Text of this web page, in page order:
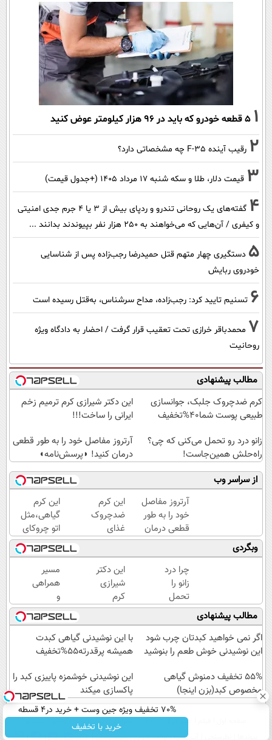
1 ۵ قطعه خودرو که باید در ۹۶ هزار کیلومتر عوض کنید
2 رقیب آینده F-35 چه مشخصاتی دارد؟
3 قیمت دلار، طلا و سکه شنبه ۱۷ مرداد ۱۴۰۵ (+جدول قیمت)
4
گفته‌های یک روحانی تندرو و ردپای بیش از ۳ یا ۴ جرم جدی امنیتی
و کیفری / آن‌هایی که می‌خواهند به ۲۵۰ هزار نفر بپیوندند بدانند ...
5 دستگیری چهار متهم قتل حمیدرضا رجب‌زاده پس از شناسایی
خودروی ربایش
6 تسنیم تایید کرد: رجب‌زاده، مداح سرشناس، به‌قتل رسیده است
7 محمدباقر خرازی تحت تعقیب قرار گرفت / احضار به دادگاه ویژه
روحانیت
مطالب پیشنهادی
کرم ضدچروک جلبک، جوانسازی
طبیعی پوست شما40%تخفیف
این دکتر شیرازی کرم ترمیم زخم
ایرانی را ساخت!!!
زانو درد رو تحمل می‌کنی که چی؟
راه‌حلش همین‌جاست!
آرتروز مفاصل خود را به طور قطعی
درمان کنید! ◗پرسش‌نامه◖
از سراسر وب
آرتروز مفاصل
خود را به طور
قطعی درمان
کنید!
◗پرسش‌نامه◖
این کرم
ضدچروک
غذای
پوستت
رو تامین
میکنه
(خرید با
40%تخفیف)
این کرم
گیاهی،مثل
اتو چروکای
پوستتوصاف
میکنه!50%تخفیف
وبگردی
چرا درد
زانو را
تحمل
می‌کنی؟
خیلی
ساده
درمنزل
کن
این دکتر
شیرازی
کرم
ترمیم
زخم
ایرانی را
ساخت!!!
مسیر
همراهی
و
گزارش
عملکرد
گروه
اسنپ
۱۴۰۴
مطالب پیشنهادی
اگر نمی خواهید کبدتان چرب شود
این نوشیدنی خوش طعم را بنوشید
با این نوشیدنی گیاهی کبدت
همیشه پرقدرته55%تخفیف
55% تخفیف دمنوش گیاهی
مخصوص کبد(بزن اینجا)
این نوشیدنی خوشمزه پاییزی کبد را
پاکسازی میکند
70% تخفیف ویژه جین وست + خرید در4 قسطه
خرید با تخفیف
عصر ایران۲ درباره عصرایران تماس با ما
آب و هوا اوقات شرعی سواد زندگی